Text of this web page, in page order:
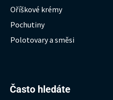
Oříškové krémy
Pochutiny
Polotovary a směsi
Často hledáte
Hledat: